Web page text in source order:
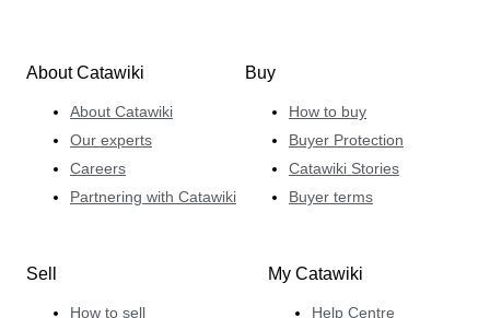
About Catawiki
About Catawiki
Our experts
Careers
Partnering with Catawiki
Buy
How to buy
Buyer Protection
Catawiki Stories
Buyer terms
Sell
How to sell
My Catawiki
Help Centre